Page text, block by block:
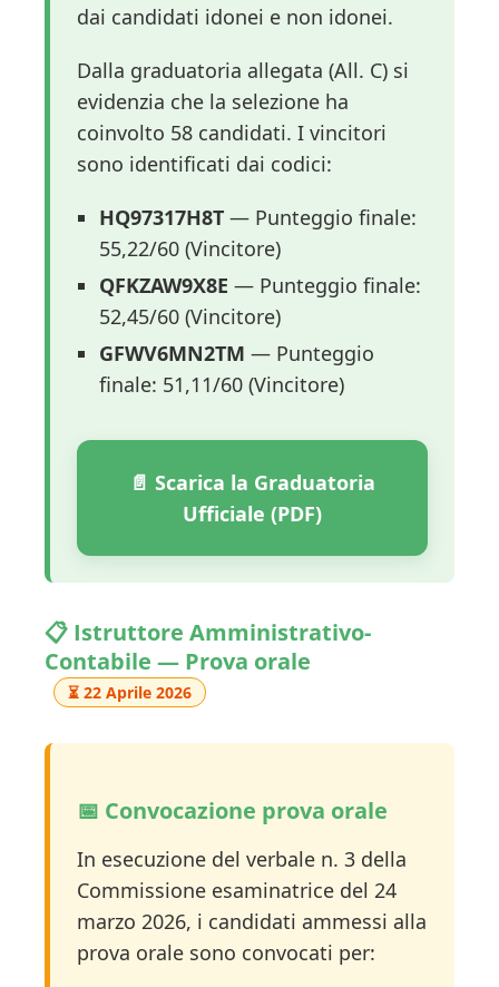
dai candidati idonei e non idonei.
Dalla graduatoria allegata (All. C) si
evidenzia che la selezione ha
coinvolto 58 candidati. I vincitori
sono identificati dai codici:
HQ97317H8T — Punteggio finale:
55,22/60 (Vincitore)
QFKZAW9X8E — Punteggio finale:
52,45/60 (Vincitore)
GFWV6MN2TM — Punteggio
finale: 51,11/60 (Vincitore)
📄 Scarica la Graduatoria
Ufficiale (PDF)
📋 Istruttore Amministrativo-
Contabile — Prova orale
⏳ 22 Aprile 2026
📅 Convocazione prova orale
In esecuzione del verbale n. 3 della
Commissione esaminatrice del 24
marzo 2026, i candidati ammessi alla
prova orale sono convocati per: